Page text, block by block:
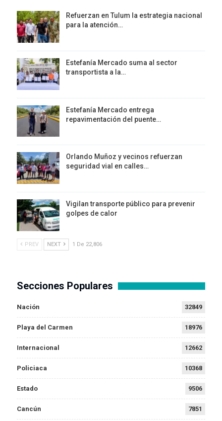
Refuerzan en Tulum la estrategia nacional
para la atención…
Estefanía Mercado suma al sector
transportista a la…
Estefanía Mercado entrega
repavimentación del puente…
Orlando Muñoz y vecinos refuerzan
seguridad vial en calles…
Vigilan transporte público para prevenir
golpes de calor
PREV NEXT 1 De 22,806
Secciones Populares
Nación 32849
Playa del Carmen 18976
Internacional 12662
Policiaca 10368
Estado 9506
Cancún 7851